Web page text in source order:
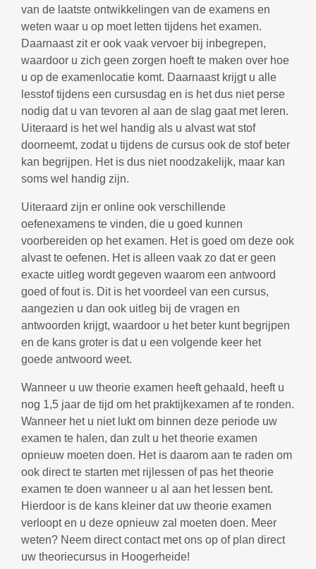
van de laatste ontwikkelingen van de examens en
weten waar u op moet letten tijdens het examen.
Daarnaast zit er ook vaak vervoer bij inbegrepen,
waardoor u zich geen zorgen hoeft te maken over hoe
u op de examenlocatie komt. Daarnaast krijgt u alle
lesstof tijdens een cursusdag en is het dus niet perse
nodig dat u van tevoren al aan de slag gaat met leren.
Uiteraard is het wel handig als u alvast wat stof
doorneemt, zodat u tijdens de cursus ook de stof beter
kan begrijpen. Het is dus niet noodzakelijk, maar kan
soms wel handig zijn.
Uiteraard zijn er online ook verschillende
oefenexamens te vinden, die u goed kunnen
voorbereiden op het examen. Het is goed om deze ook
alvast te oefenen. Het is alleen vaak zo dat er geen
exacte uitleg wordt gegeven waarom een antwoord
goed of fout is. Dit is het voordeel van een cursus,
aangezien u dan ook uitleg bij de vragen en
antwoorden krijgt, waardoor u het beter kunt begrijpen
en de kans groter is dat u een volgende keer het
goede antwoord weet.
Wanneer u uw theorie examen heeft gehaald, heeft u
nog 1,5 jaar de tijd om het praktijkexamen af te ronden.
Wanneer het u niet lukt om binnen deze periode uw
examen te halen, dan zult u het theorie examen
opnieuw moeten doen. Het is daarom aan te raden om
ook direct te starten met rijlessen of pas het theorie
examen te doen wanneer u al aan het lessen bent.
Hierdoor is de kans kleiner dat uw theorie examen
verloopt en u deze opnieuw zal moeten doen. Meer
weten? Neem direct contact met ons op of plan direct
uw theoriecursus in Hoogerheide!